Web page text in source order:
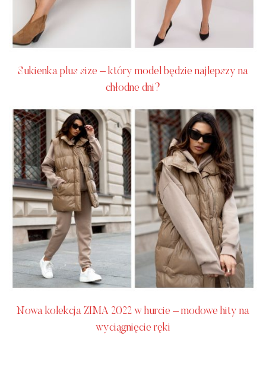
Sukienka plus size – który model będzie najlepszy na
chłodne dni?
Nowa kolekcja ZIMA 2022 w hurcie – modowe hity na
wyciągnięcie ręki